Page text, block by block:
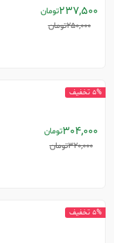
237,500تومان
250,000تومان
304,000تومان
320,000تومان
5% تخفیف
5% تخفیف